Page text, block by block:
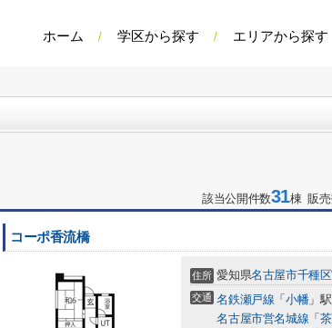
ホーム 学区から探す エリアから探す
該当公開件数31棟 販
コーポ香流橋
住所 愛知県名古屋市千種区
交通 名鉄瀬戸線 「 小幡 」
名古屋市営名城線 「